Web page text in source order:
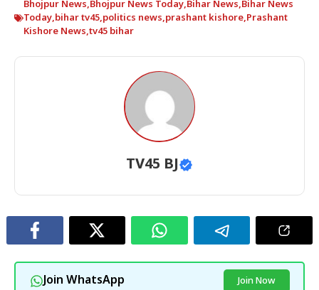
Bhojpur News,Bhojpur News Today,Bihar News,Bihar News
Today,bihar tv45,politics news,prashant kishore,Prashant
Kishore News,tv45 bihar
TV45 BJ
Join WhatsApp Join Now